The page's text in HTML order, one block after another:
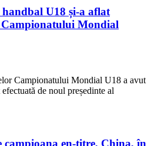
U18 și-a aflat
Mondial
Campionatului Mondial U18 a avut
de noul președinte al